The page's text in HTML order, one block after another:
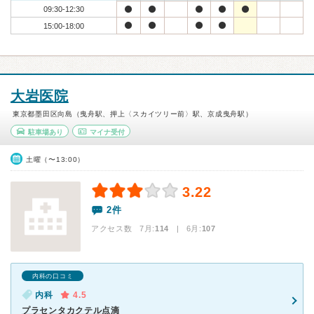
09:30-12:30
15:00-18:00
大岩医院
東京都墨田区向島（曳舟駅、押上〈スカイツリー前〉駅、京成曳舟駅）
駐車場あり マイナ受付
土曜（〜13:00）
3.22
2件
アクセス数 7月:114 | 6月:107
内科の口コミ
内科
4.5
プラセンタカクテル点滴